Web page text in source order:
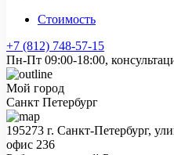
Стоимость
+7 (812) 748-57-15
Пн-Пт 09:00-18:00,
Мой город
Санкт Петербург
195273 г. Санкт-Петербург,
офис 236